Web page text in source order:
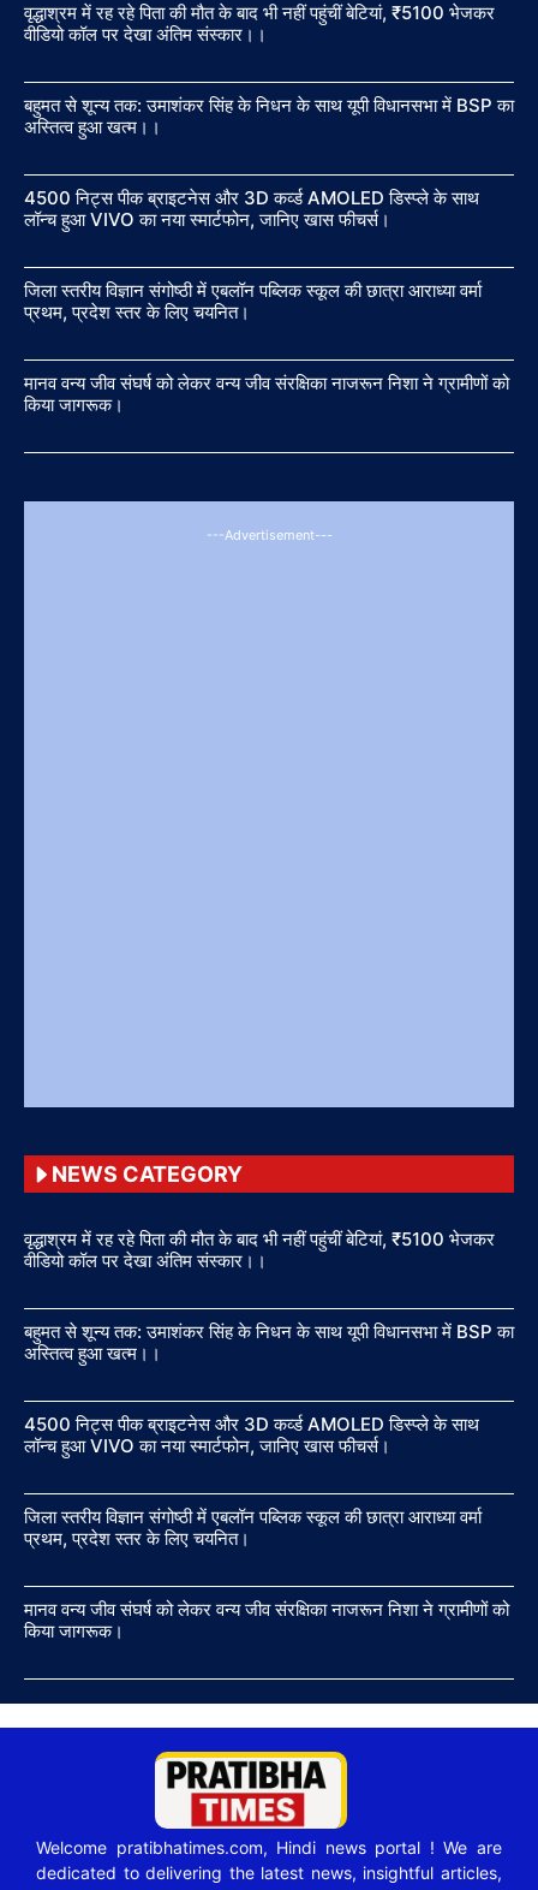
वृद्धाश्रम में रह रहे पिता की मौत के बाद भी नहीं पहुंचीं बेटियां, ₹5100 भेजकर
वीडियो कॉल पर देखा अंतिम संस्कार।।
बहुमत से शून्य तक: उमाशंकर सिंह के निधन के साथ यूपी विधानसभा में BSP का
अस्तित्व हुआ खत्म।।
4500 निट्स पीक ब्राइटनेस और 3D कर्व्ड AMOLED डिस्प्ले के साथ
लॉन्च हुआ VIVO का नया स्मार्टफोन, जानिए खास फीचर्स।
जिला स्तरीय विज्ञान संगोष्ठी में एबलॉन पब्लिक स्कूल की छात्रा आराध्या वर्मा
प्रथम, प्रदेश स्तर के लिए चयनित।
मानव वन्य जीव संघर्ष को लेकर वन्य जीव संरक्षिका नाजरून निशा ने ग्रामीणों को
किया जागरूक।
---Advertisement---
NEWS CATEGORY
वृद्धाश्रम में रह रहे पिता की मौत के बाद भी नहीं पहुंचीं बेटियां, ₹5100 भेजकर
वीडियो कॉल पर देखा अंतिम संस्कार।।
बहुमत से शून्य तक: उमाशंकर सिंह के निधन के साथ यूपी विधानसभा में BSP का
अस्तित्व हुआ खत्म।।
4500 निट्स पीक ब्राइटनेस और 3D कर्व्ड AMOLED डिस्प्ले के साथ
लॉन्च हुआ VIVO का नया स्मार्टफोन, जानिए खास फीचर्स।
जिला स्तरीय विज्ञान संगोष्ठी में एबलॉन पब्लिक स्कूल की छात्रा आराध्या वर्मा
प्रथम, प्रदेश स्तर के लिए चयनित।
मानव वन्य जीव संघर्ष को लेकर वन्य जीव संरक्षिका नाजरून निशा ने ग्रामीणों को
किया जागरूक।
Welcome pratibhatimes.com, Hindi news portal ! We are
dedicated to delivering the latest news, insightful articles,